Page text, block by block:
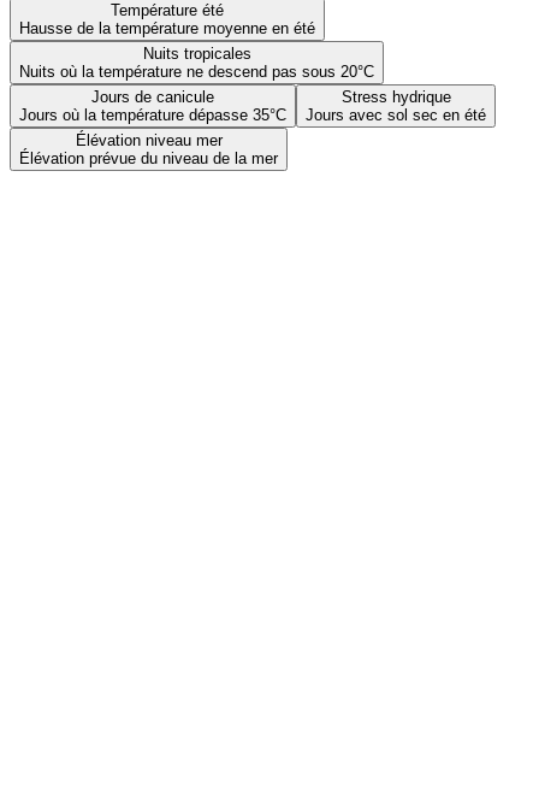
Température été
Hausse de la température moyenne en été
Nuits tropicales
Nuits où la température ne descend pas sous 20°C
Jours de canicule
Jours où la température dépasse 35°C
Stress hydrique
Jours avec sol sec en été
Élévation niveau mer
Élévation prévue du niveau de la mer